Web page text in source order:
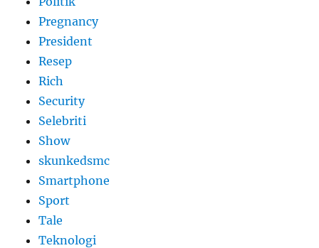
Pregnancy
President
Resep
Rich
Security
Selebriti
Show
skunkedsmc
Smartphone
Sport
Tale
Teknologi